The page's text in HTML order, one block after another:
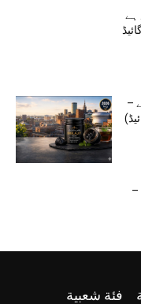
ہے
–
–
فئة شعبية